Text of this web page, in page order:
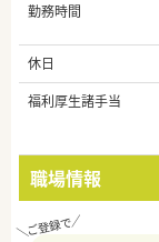
勤務時間
休日
福利厚生諸手当
職場情報